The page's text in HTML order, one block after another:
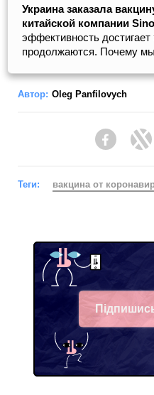
Украина заказала
китайской компании
эффективность
продолжаются. Почему
Автор: Oleg Panfilovych
Теги: вакцина от
Telegram